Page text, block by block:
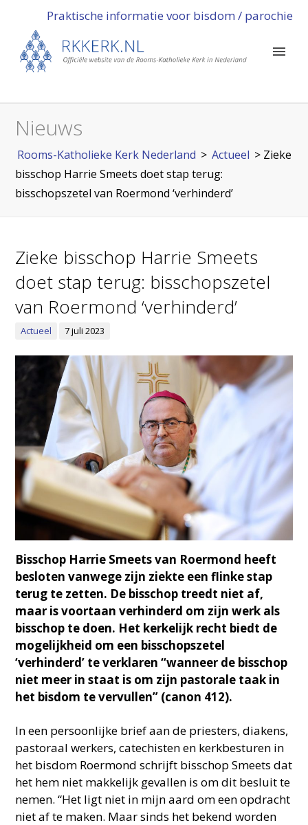
Praktische informatie voor bisdom / parochie
Nieuws
Rooms-Katholieke Kerk Nederland > Actueel > Zieke
bisschop Harrie Smeets doet stap terug:
bisschopszetel van Roermond ‘verhinderd’
Zieke bisschop Harrie Smeets
doet stap terug: bisschopszetel
van Roermond ‘verhinderd’
Actueel 7 juli 2023
Bisschop Harrie Smeets van Roermond heeft
besloten vanwege zijn ziekte een flinke stap
terug te zetten. De bisschop treedt niet af,
maar is voortaan verhinderd om zijn werk als
bisschop te doen. Het kerkelijk recht biedt de
mogelijkheid om een bisschopszetel
‘verhinderd’ te verklaren “wanneer de bisschop
niet meer in staat is om zijn pastorale taak in
het bisdom te vervullen” (canon 412).
In een persoonlijke brief aan de priesters, diakens,
pastoraal werkers, catechisten en kerkbesturen in
het bisdom Roermond schrijft bisschop Smeets dat
het hem niet makkelijk gevallen is om dit besluit te
nemen. “Het ligt niet in mijn aard om een opdracht
niet af te maken. Maar sinds het bekend worden